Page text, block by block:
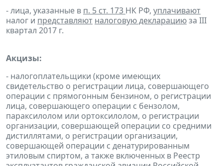
- лица, указанные в п. 5 ст. 173 НК РФ, уплачивают
налог и представляют налоговую декларациюза III
квартал 2017 г.
Акцизы:
- налогоплательщики (кроме имеющих
свидетельство о регистрации лица, совершающего
операции с прямогонным бензином, о регистрации
лица, совершающего операции с бензолом,
параксилолом или ортоксилолом, о регистрации
организации, совершающей операции со средними
дистиллятами, о регистрации организации,
совершающей операции с денатурированным
этиловым спиртом, а также включенных в Реестр